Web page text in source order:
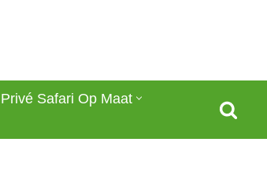
Privé Safari Op Maat